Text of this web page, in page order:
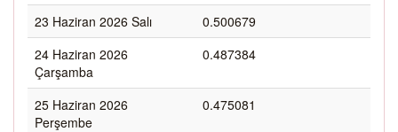
23 Haziran 2026 Salı
0.500679
24 Haziran 2026
Çarşamba
0.487384
25 Haziran 2026
Perşembe
0.475081